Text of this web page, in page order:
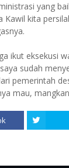
yang
Kawil kita
ikut eksekusi
sudah
pemerintah
mau,